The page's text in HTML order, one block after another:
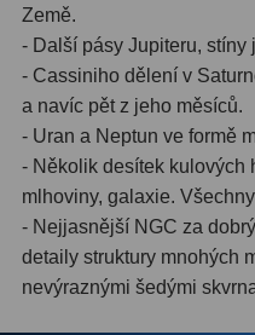
Hobby
Školní a studentské
Laboratorní33
Kapesní10
Digitální10
Příslušenství mikroskopů 16
Země.
- Další pásy Jupiteru, stíny
- Cassiniho dělení v
a navíc pět z jeho měsíců.
- Uran a Neptun ve formě
- Několik desítek kulových
mlhoviny, galaxie.
- Nejjasnější NGC za
detaily struktury mnohých
nevýraznými šedými